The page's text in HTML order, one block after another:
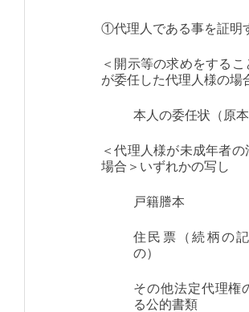
①代理人である事を証明
＜開示等の求めをするこ
が委任した代理人様の場
本人の委任状（原本
＜代理人様が未成年者
場合＞いずれかの写し
戸籍謄本
住民票（続柄の
の）
その他法定代理権
る公的書類